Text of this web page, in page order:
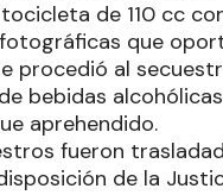
de 110 cc
que
procedió al
bebidas
aprehendido.
fueron
de la